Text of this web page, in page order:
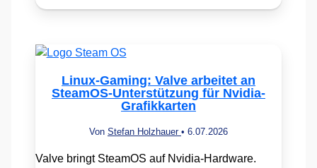
Linux-Gaming: Valve arbeitet an
SteamOS-Unterstützung für Nvidia-
Grafikkarten
Von Stefan Holzhauer • 6.07.2026
Valve bringt SteamOS auf Nvidia-Hardware.